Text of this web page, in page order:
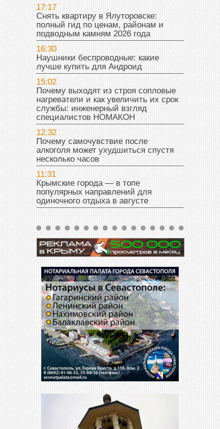
17:17
Снять квартиру в Ялуторовске:
полный гид по ценам, районам и
подводным камням 2026 года
16:30
Наушники беспроводные: какие
лучше купить для Андроид
15:02
Почему выходят из строя сопловые
нагреватели и как увеличить их срок
службы: инженерный взгляд
специалистов НОМАКОН
12:32
Почему самочувствие после
алкоголя может ухудшиться спустя
несколько часов
11:31
Крымские города — в топе
популярных направлений для
одиночного отдыха в августе